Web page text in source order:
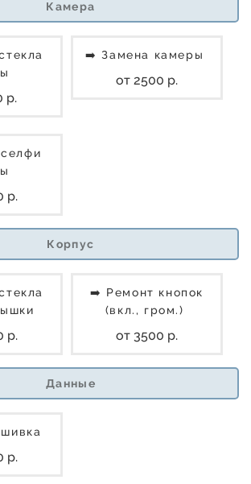
Камера
р.
➡️ Замена камеры
от 2500 р.
р.
Корпус
р.
➡️ Ремонт кнопок
(вкл., гром.)
от 3500 р.
Данные
р.